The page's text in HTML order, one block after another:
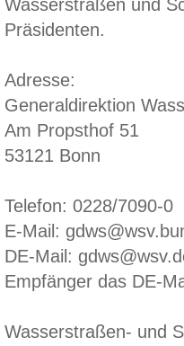
Wasserstraßen und
Präsidenten.
Adresse:
Generaldirektion
Am Propsthof 51
53121 Bonn
Telefon: 0228/7090-0
E-Mail:
DE-Mail:
Empfänger das DE-
Wasserstraßen- und